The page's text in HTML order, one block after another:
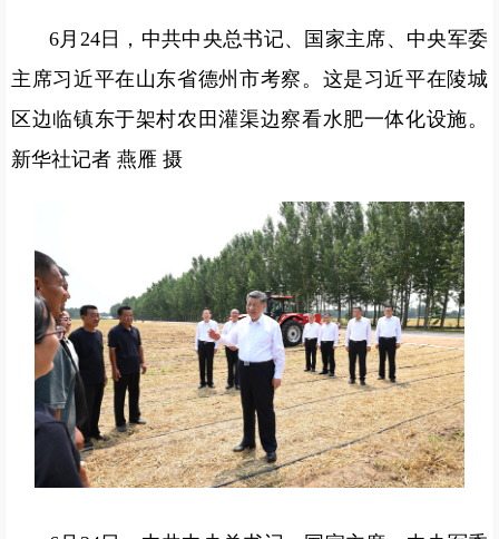
6月24日，中共中央总书记、国家主席、中央军委
主席习近平在山东省德州市考察。这是习近平在陵城
区边临镇东于架村农田灌渠边察看水肥一体化设施。
新华社记者 燕雁 摄